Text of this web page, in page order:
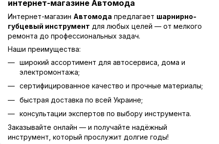
интернет-магазине Автомода
Интернет-магазин Автомода предлагает шарнирно-
губцевый инструмент для любых целей — от мелкого
ремонта до профессиональных задач.
Наши преимущества:
широкий ассортимент для автосервиса, дома и
электромонтажа;
сертифицированное качество и прочные материалы;
быстрая доставка по всей Украине;
консультации экспертов по выбору инструмента.
Заказывайте онлайн — и получайте надёжный
инструмент, который прослужит долгие годы!